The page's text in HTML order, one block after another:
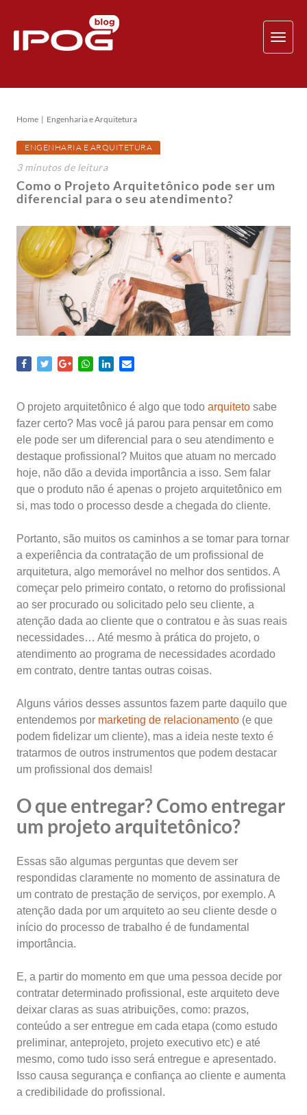
Home Engenharia e Arquitetura
ENGENHARIA E ARQUITETURA
3 minutosde leitura
Como o Projeto Arquitetônico pode ser um
diferencial para o seu atendimento?
O projeto arquitetônico é algo que todo arquiteto sabe
fazer certo? Mas você já parou para pensar em como
ele pode ser um diferencial para o seu atendimento e
destaque profissional? Muitos que atuam no mercado
hoje, não dão a devida importância a isso. Sem falar
que o produto não é apenas o projeto arquitetônico em
si, mas todo o processo desde a chegada do cliente.
Portanto, são muitos os caminhos a se tomar para tornar
a experiência da contratação de um profissional de
arquitetura, algo memorável no melhor dos sentidos. A
começar pelo primeiro contato, o retorno do profissional
ao ser procurado ou solicitado pelo seu cliente, a
atenção dada ao cliente que o contratou e às suas reais
necessidades… Até mesmo à prática do projeto, o
atendimento ao programa de necessidades acordado
em contrato, dentre tantas outras coisas.
Alguns vários desses assuntos fazem parte daquilo que
entendemos por marketing de relacionamento (e que
podem fidelizar um cliente), mas a ideia neste texto é
tratarmos de outros instrumentos que podem destacar
um profissional dos demais!
O que entregar? Como entregar
um projeto arquitetônico?
Essas são algumas perguntas que devem ser
respondidas claramente no momento de assinatura de
um contrato de prestação de serviços, por exemplo. A
atenção dada por um arquiteto ao seu cliente desde o
início do processo de trabalho é de fundamental
importância.
E, a partir do momento em que uma pessoa decide por
contratar determinado profissional, este arquiteto deve
deixar claras as suas atribuições, como: prazos,
conteúdo a ser entregue em cada etapa (como estudo
preliminar, anteprojeto, projeto executivo etc) e até
mesmo, como tudo isso será entregue e apresentado.
Isso causa segurança e confiança ao cliente e aumenta
a credibilidade do profissional.